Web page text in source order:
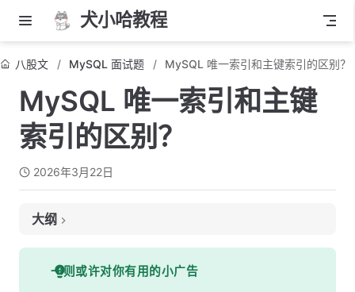
犬小哈教程
八股文 MySQL 面试题 MySQL 唯一索引和主键索引的区别？
MySQL 唯一索引和主键
索引的区别？
2026年3月22日
大纲
面试考察点
核心答案
一则或许对你有用的小广告